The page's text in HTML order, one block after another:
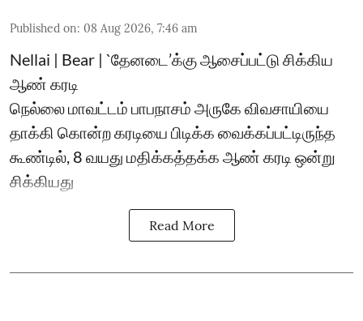
Published on: 08 Aug 2026, 7:46 am
Nellai | Bear | `தேனடை’க்கு ஆசைப்பட்டு சிக்கிய
ஆண் கரடி
நெல்லை மாவட்டம் பாபநாசம் அருகே விவசாயியை
தாக்கி கொன்ற கரடியை பிடிக்க வைக்கப்பட்டிருந்த
கூண்டில், 8 வயது மதிக்கத்தக்க ஆண் கரடி ஒன்று
சிக்கியது
Read More